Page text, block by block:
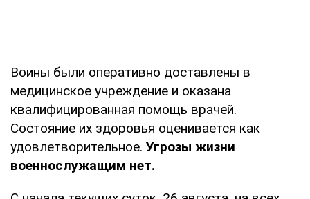
Воины были оперативно доставлены в
медицинское учреждение и оказана
квалифицированная помощь врачей.
Состояние их здоровья оценивается как
удовлетворительное. Угрозы жизни
военнослужащим нет.